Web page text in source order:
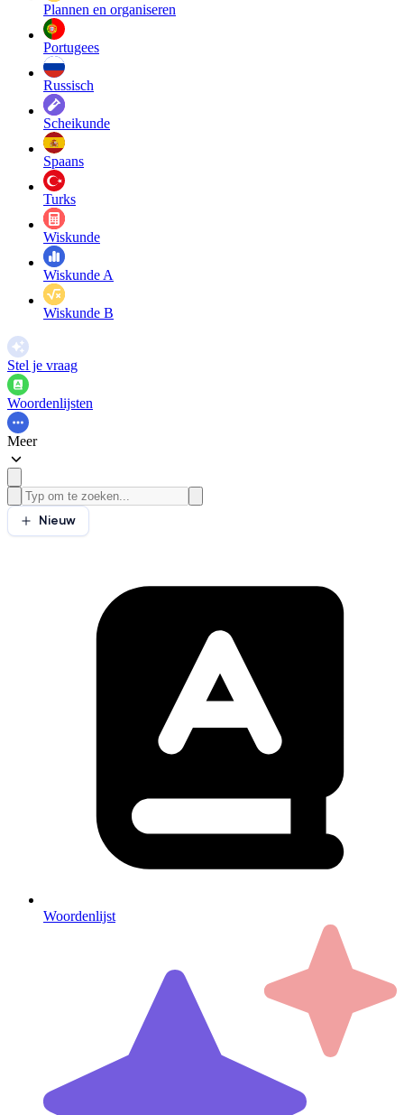
Plannen en organiseren
Portugees
Russisch
Scheikunde
Spaans
Turks
Wiskunde
Wiskunde A
Wiskunde B
Stel je vraag
Woordenlijsten
Meer
Nieuw
Woordenlijst